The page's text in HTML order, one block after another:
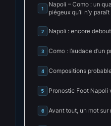
1
Napoli – Como : un
piégeux qu’il n’y paraît
2 Napoli : encore
3 Como : l’audace d’un
4 Compositions
5 Pronostic Foot Napoli
6 Avant tout, un mot sur